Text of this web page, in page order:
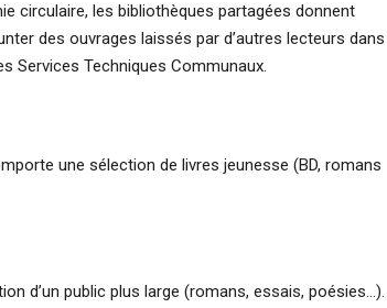
circulaire, les bibliothèques partagées donnent
des ouvrages laissés par d’autres lecteurs dans
Services Techniques Communaux.
une sélection de livres jeunesse (BD, romans
d’un public plus large (romans, essais, poésies…).